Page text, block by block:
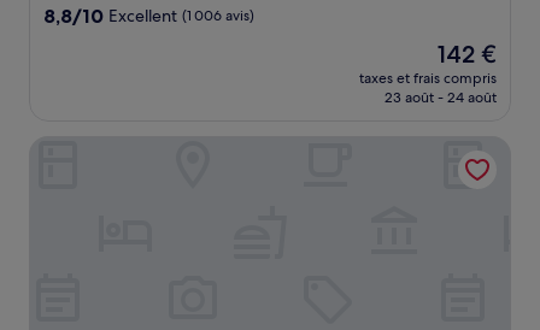
8.8
8,8/10 Excellent (1 006 avis)
Le
nouveau
prix
de
142 €
142 €
taxes et frais compris
23 août - 24 août